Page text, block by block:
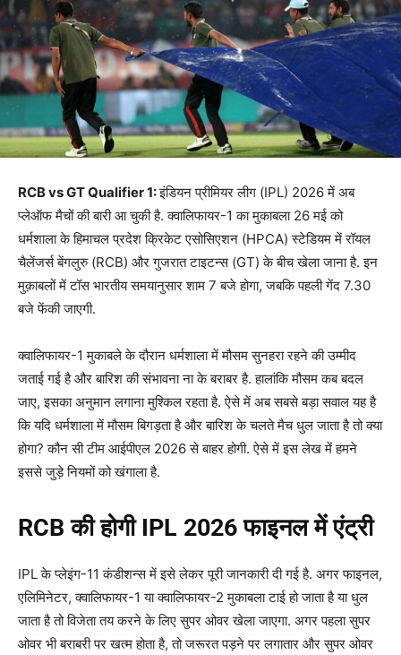
RCB vs GT Qualifier 1:इंडियन प्रीमियर लीग (IPL) 2026 में अब
प्लेऑफ मैचों की बारी आ चुकी है. क्वालिफायर-1 का मुकाबला 26 मई को
धर्मशाला के हिमाचल प्रदेश क्रिकेट एसोसिएशन (HPCA) स्टेडियम में रॉयल
चैलेंजर्स बेंगलुरु (RCB) और गुजरात टाइटन्स (GT) के बीच खेला जाना है. इन
मुक़ाबलों में टॉस भारतीय समयानुसार शाम 7 बजे होगा, जबकि पहली गेंद 7.30
बजे फेंकी जाएगी.
क्वालिफायर-1 मुकाबले के दौरान धर्मशाला में मौसम सुनहरा रहने की उम्मीद
जताई गई है और बारिश की संभावना ना के बराबर है. हालांकि मौसम कब बदल
जाए, इसका अनुमान लगाना मुश्किल रहता है. ऐसे में अब सबसे बड़ा सवाल यह है
कि यदि धर्मशाला में मौसम बिगड़ता है और बारिश के चलते मैच धुल जाता है तो क्या
होगा? कौन सी टीम आईपीएल 2026 से बाहर होगी. ऐसे में इस लेख में हमने
इससे जुड़े नियमों को खंगाला है.
RCB की होगी IPL 2026 फाइनल में एंट्री
IPL के प्लेइंग-11 कंडीशन्स में इसे लेकर पूरी जानकारी दी गई है. अगर फाइनल,
एलिमिनेटर, क्वालिफायर-1 या क्वालिफायर-2 मुकाबला टाई हो जाता है या धुल
जाता है तो विजेता तय करने के लिए सुपर ओवर खेला जाएगा. अगर पहला सुपर
ओवर भी बराबरी पर खत्म होता है, तो जरूरत पड़ने पर लगातार और सुपर ओवर